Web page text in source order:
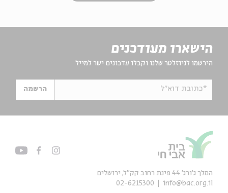
הישארו מעודכנים
הירשמו לניוזלטר שלנו וקבלו עדכונים ישר למייל
*כתובת דוא"ל הרשמה
המלך ג'ורג' 44 פינת רחוב קק״ל, ירושלים
info@bac.org.il
02-6215300